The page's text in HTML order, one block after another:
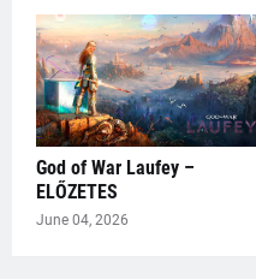
God of War Laufey –
ELŐZETES
June 04, 2026